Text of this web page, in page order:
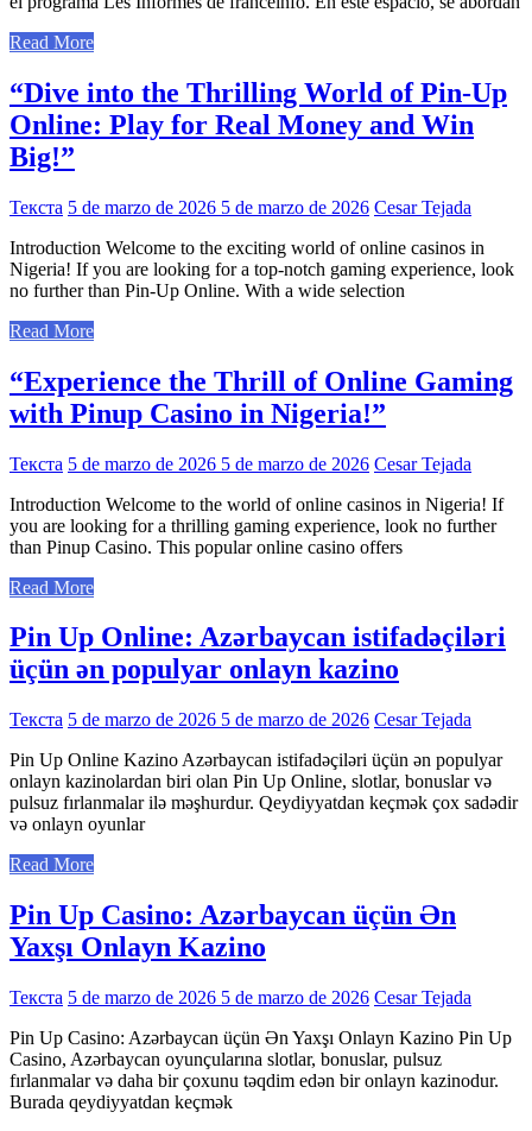
Read More
“Dive into the Thrilling World of Pin-Up
Online: Play for Real Money and Win
Big!”
Текста 5 de marzo de 2026 5 de marzo de 2026 Cesar Tejada
Introduction Welcome to the exciting world of online casinos in
Nigeria! If you are looking for a top-notch gaming experience, look
no further than Pin-Up Online. With a wide selection
Read More
“Experience the Thrill of Online Gaming
with Pinup Casino in Nigeria!”
Текста 5 de marzo de 2026 5 de marzo de 2026 Cesar Tejada
Introduction Welcome to the world of online casinos in Nigeria! If
you are looking for a thrilling gaming experience, look no further
than Pinup Casino. This popular online casino offers
Read More
Pin Up Online: Azərbaycan istifadəçiləri
üçün ən populyar onlayn kazino
Текста 5 de marzo de 2026 5 de marzo de 2026 Cesar Tejada
Pin Up Online Kazino Azərbaycan istifadəçiləri üçün ən populyar
onlayn kazinolardan biri olan Pin Up Online, slotlar, bonuslar və
pulsuz fırlanmalar ilə məşhurdur. Qeydiyyatdan keçmək çox sadədir
və onlayn oyunlar
Read More
Pin Up Casino: Azərbaycan üçün Ən
Yaxşı Onlayn Kazino
Текста 5 de marzo de 2026 5 de marzo de 2026 Cesar Tejada
Pin Up Casino: Azərbaycan üçün Ən Yaxşı Onlayn Kazino Pin Up
Casino, Azərbaycan oyunçularına slotlar, bonuslar, pulsuz
fırlanmalar və daha bir çoxunu təqdim edən bir onlayn kazinodur.
Burada qeydiyyatdan keçmək